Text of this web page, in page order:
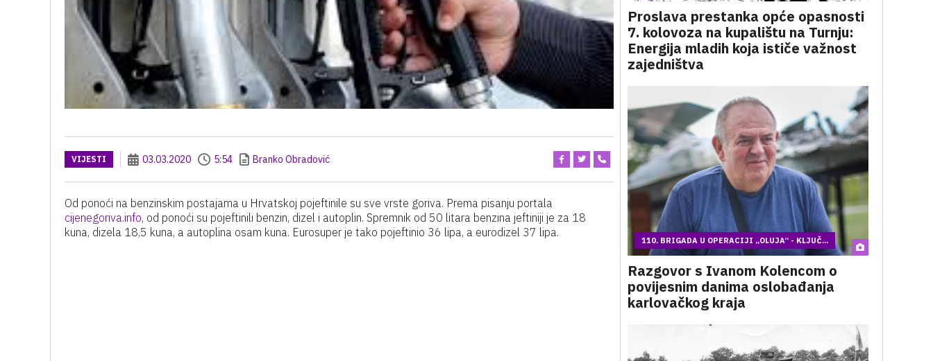
VIJESTI 03.03.2020 5:54 Branko Obradović
Od ponoći na benzinskim postajama u Hrvatskoj pojeftinile su sve vrste goriva. Prema pisanju portala
cijenegoriva.info, od ponoći su pojeftinili benzin, dizel i autoplin. Spremnik od 50 litara benzina jeftiniji je za 18
kuna, dizela 18,5 kuna, a autoplina osam kuna. Eurosuper je tako pojeftinio 36 lipa, a eurodizel 37 lipa.
Proslava prestanka opće opasnosti
7. kolovoza na kupalištu na Turnju:
Energija mladih koja ističe važnost
zajedništva
110. BRIGADA U OPERACIJI „OLUJA“ - KLJUČ...
Razgovor s Ivanom Kolencom o
povijesnim danima oslobađanja
karlovačkog kraja